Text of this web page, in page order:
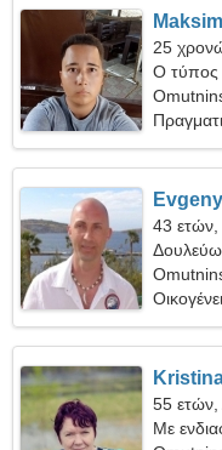
Maksim
25
Ο τύπος
Evgeny
43 ετών,
Δουλεύω
μια
55 ετών,
Με